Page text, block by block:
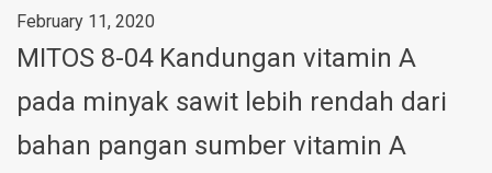
February 11, 2020
MITOS 8-04 Kandungan vitamin A
pada minyak sawit lebih rendah dari
bahan pangan sumber vitamin A